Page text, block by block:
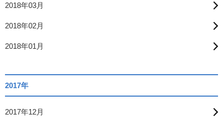
2018年03月
2018年02月
2018年01月
2017年
2017年12月